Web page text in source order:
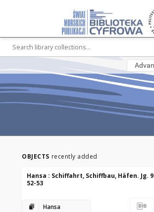
OBJECTS recently added
Hansa : Schiffahrt, Schiffbau, Häfen. Jg.
52-53
Hansa